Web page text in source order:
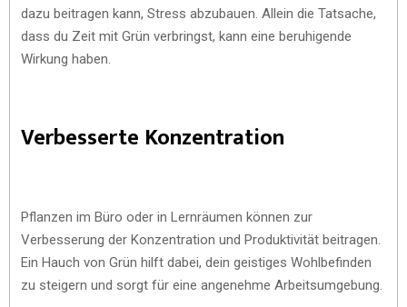
dazu beitragen kann, Stress abzubauen. Allein die Tatsache,
dass du Zeit mit Grün verbringst, kann eine beruhigende
Wirkung haben.
Verbesserte Konzentration
Pflanzen im Büro oder in Lernräumen können zur
Verbesserung der Konzentration und Produktivität beitragen.
Ein Hauch von Grün hilft dabei, dein geistiges Wohlbefinden
zu steigern und sorgt für eine angenehme Arbeitsumgebung.